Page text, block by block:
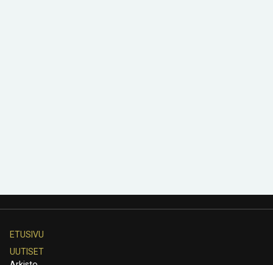
ETUSIVU
UUTISET